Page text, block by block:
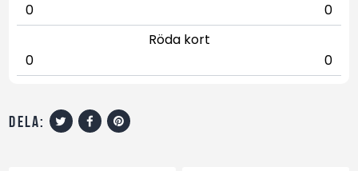
0
0
Röda kort
0
0
dela: